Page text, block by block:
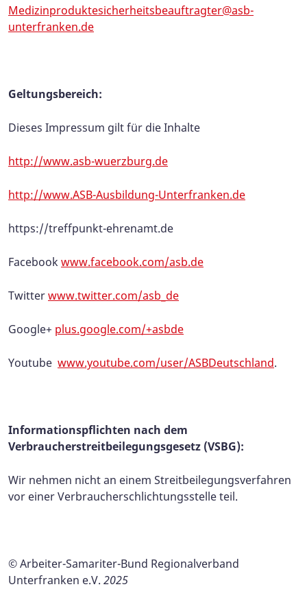
Medizinproduktesicherheitsbeauftragter@asb-
unterfranken.de
Geltungsbereich:
Dieses Impressum gilt für die Inhalte
http://www.asb-wuerzburg.de
http://www.ASB-Ausbildung-Unterfranken.de
https://treffpunkt-ehrenamt.de
Facebook www.facebook.com/asb.de
Twitterwww.twitter.com/asb_de
Google+ plus.google.com/+asbde
Youtube www.youtube.com/user/ASBDeutschland.
Informationspflichten nach dem
Verbraucherstreitbeilegungsgesetz (VSBG):
Wir nehmen nicht an einem Streitbeilegungsverfahren
vor einer Verbraucherschlichtungsstelle teil.
© Arbeiter-Samariter-Bund Regionalverband
Unterfranken e.V. 2025